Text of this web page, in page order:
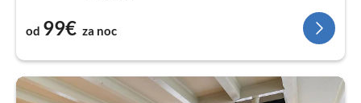
od 99€ za noc